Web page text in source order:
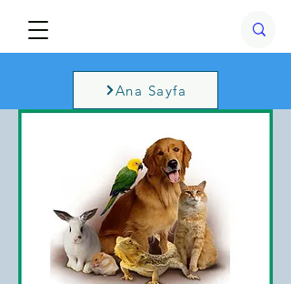
Ana Sayfa